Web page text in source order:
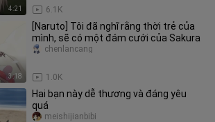
4:21 6.1K
3:18
[Naruto] Tôi đã nghĩ rằng thời trẻ của
mình, sẽ có một đám cưới của Sakura
1.0K
chenlancang
Hai bạn này dễ thương và đáng yêu
quá
meishijianbibi